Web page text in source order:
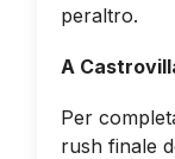
peraltro.
A
Per
rush finale